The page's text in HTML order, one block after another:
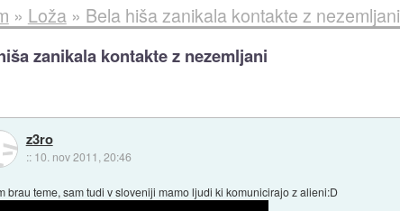
» Loža» Bela hiša zanikala kontakte z nezemljani
zanikala kontakte z nezemljani
z3ro
:: 10. nov 2011, 20:46
brau teme, sam tudi v sloveniji mamo ljudi ki komunicirajo z alieni:D